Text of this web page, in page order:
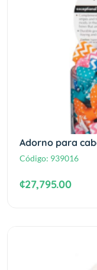
Adorno para
Código: 939016
¢27,795.00